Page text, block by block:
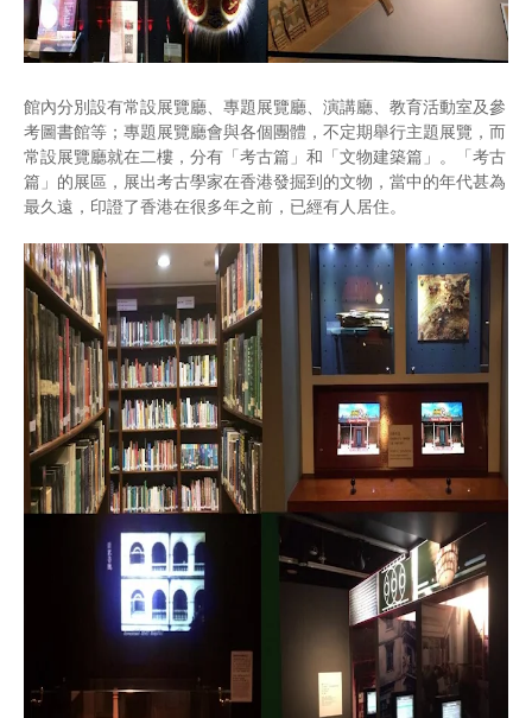
館內分別設有常設展覽廳、專題展覽廳、演講廳、教育活動室及參
考圖書館等；專題展覽廳會與各個團體，不定期舉行主題展覽，而
常設展覽廳就在二樓，分有「考古篇」和「文物建築篇」。「考古
篇」的展區，展出考古學家在香港發掘到的文物，當中的年代甚為
最久遠，印證了香港在很多年之前，已經有人居住。